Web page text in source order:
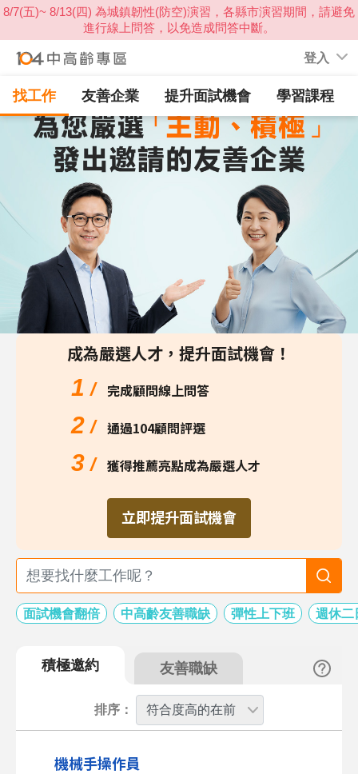
登入
找工作 友善企業 提升面試機會 學習課程
成為嚴選人才，提升面試機會！
1 / 完成顧問線上問答
2 / 通過104顧問評選
3 / 獲得推薦亮點成為嚴選人才
立即提升面試機會
面試機會翻倍 中高齡友善職缺 彈性上下班 週休二
積極邀約 友善職缺
排序：
機械手操作員